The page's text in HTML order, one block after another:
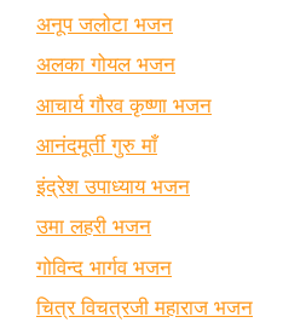
अनूप जलोटा भजन
अलका गोयल भजन
आचार्य गौरव कृष्णा भजन
आनंदमूर्ती गुरु माँ
इंद्रेश उपाध्याय भजन
उमा लहरी भजन
गोविन्द भार्गव भजन
चित्र विचत्रजी महाराज भजन